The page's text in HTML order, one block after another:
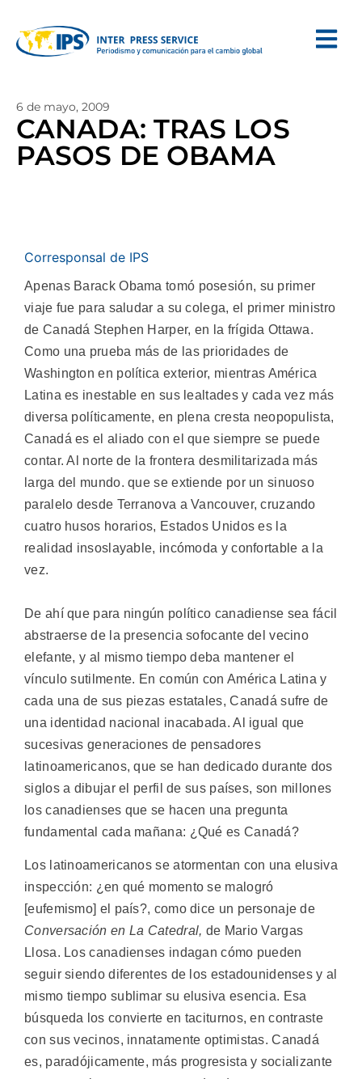
6 de mayo, 2009
CANADA: TRAS LOS
PASOS DE OBAMA
Corresponsal de IPS
Apenas Barack Obama tomó posesión, su primer
viaje fue para saludar a su colega, el primer ministro
de Canadá Stephen Harper, en la frígida Ottawa.
Como una prueba más de las prioridades de
Washington en política exterior, mientras América
Latina es inestable en sus lealtades y cada vez más
diversa políticamente, en plena cresta neopopulista,
Canadá es el aliado con el que siempre se puede
contar. Al norte de la frontera desmilitarizada más
larga del mundo. que se extiende por un sinuoso
paralelo desde Terranova a Vancouver, cruzando
cuatro husos horarios, Estados Unidos es la
realidad insoslayable, incómoda y confortable a la
vez.
De ahí que para ningún político canadiense sea fácil
abstraerse de la presencia sofocante del vecino
elefante, y al mismo tiempo deba mantener el
vínculo sutilmente. En común con América Latina y
cada una de sus piezas estatales, Canadá sufre de
una identidad nacional inacabada. Al igual que
sucesivas generaciones de pensadores
latinoamericanos, que se han dedicado durante dos
siglos a dibujar el perfil de sus países, son millones
los canadienses que se hacen una pregunta
fundamental cada mañana: ¿Qué es Canadá?
Los latinoamericanos se atormentan con una elusiva
inspección: ¿en qué momento se malogró
[eufemismo] el país?, como dice un personaje de
Conversación en La Catedral, de Mario Vargas
Llosa. Los canadienses indagan cómo pueden
seguir siendo diferentes de los estadounidenses y al
mismo tiempo sublimar su elusiva esencia. Esa
búsqueda los convierte en taciturnos, en contraste
con sus vecinos, innatamente optimistas. Canadá
es, paradójicamente, más progresista y socializante